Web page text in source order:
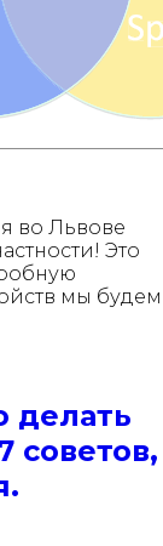
во Львове
Это
мы будем
делать
советов,